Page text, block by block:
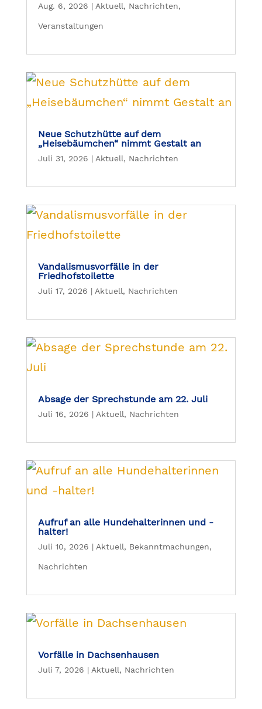
Aug. 6, 2026 | Aktuell, Nachrichten,
Veranstaltungen
Neue Schutzhütte auf dem
„Heisebäumchen“ nimmt Gestalt an
Juli 31, 2026 | Aktuell, Nachrichten
Vandalismusvorfälle in der
Friedhofstoilette
Juli 17, 2026 | Aktuell, Nachrichten
Absage der Sprechstunde am 22. Juli
Juli 16, 2026 | Aktuell, Nachrichten
Aufruf an alle Hundehalterinnen und -
halter!
Juli 10, 2026 | Aktuell, Bekanntmachungen,
Nachrichten
Vorfälle in Dachsenhausen
Juli 7, 2026 | Aktuell, Nachrichten